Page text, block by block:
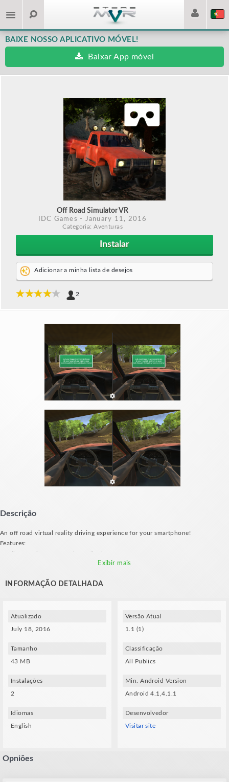
BAIXE NOSSO APLICATIVO MÓVEL!
Baixar App móvel
Off Road Simulator VR
IDC Games - January 11, 2016
Categoria: Aventuras
Instalar
Adicionar a minha lista de desejos
2
Descrição
An off road virtual reality driving experience for your smartphone!
Features:
- Pull your trigger to accelerate/brake
- Tilt your head left and right to steer
Requirements:
Exibir mais
INFORMAÇÃO DETALHADA
Atualizado
July 18, 2016
Tamanho
43 MB
Instalações
2
Idiomas
English
Versão Atual
1.1 (1)
Classificação
All Publics
Min. Android Version
Android 4.1,4.1.1
Desenvolvedor
Visitar site
Opniões